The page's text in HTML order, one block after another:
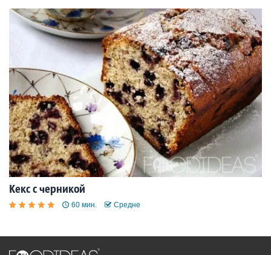
Кекс с черникой
60 мин. Средне